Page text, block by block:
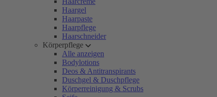
Haargel
Haarpaste
Haarpflege
Haarschneider
Körperpflege
Alle anzeigen
Bodylotions
Deos & Antitranspirants
Duschgel & Duschpflege
Körperreinigung & Scrubs